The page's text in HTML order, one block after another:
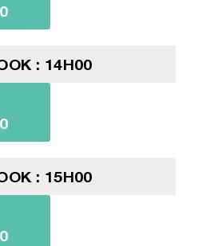
: 14H00
: 15H00